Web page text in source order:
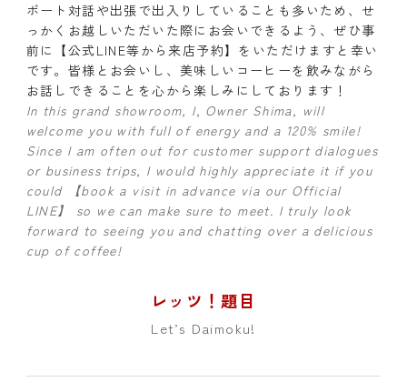
ポート対話や出張で出入りしていることも多いため、せ
っかくお越しいただいた際にお会いできるよう、ぜひ事
前に【公式LINE等から来店予約】をいただけますと幸い
です。皆様とお会いし、美味しいコーヒーを飲みながら
お話しできることを心から楽しみにしております！
In this grand showroom, I, Owner Shima, will
welcome you with full of energy and a 120% smile!
Since I am often out for customer support dialogues
or business trips, I would highly appreciate it if you
could 【book a visit in advance via our Official
LINE】 so we can make sure to meet. I truly look
forward to seeing you and chatting over a delicious
cup of coffee!
レッツ！題目
Let’s Daimoku!